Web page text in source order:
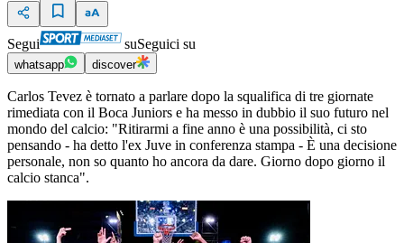
Segui suSeguici su
whatsapp discover
Carlos Tevez è tornato a parlare dopo la squalifica di tre giornate
rimediata con il Boca Juniors e ha messo in dubbio il suo futuro nel
mondo del calcio: "Ritirarmi a fine anno è una possibilità, ci sto
pensando - ha detto l'ex Juve in conferenza stampa - È una decisione
personale, non so quanto ho ancora da dare. Giorno dopo giorno il
calcio stanca".